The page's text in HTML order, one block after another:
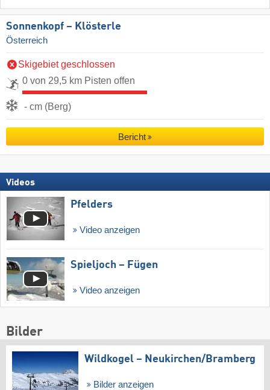
Sonnenkopf – Klösterle
Österreich
Skigebiet geschlossen
0 von 29,5 km Pisten offen
- cm (Berg)
Bericht
Videos
Pfelders
Video anzeigen
Spieljoch – Fügen
Video anzeigen
Bilder
Wildkogel – Neukirchen/​Bramberg
Bilder anzeigen